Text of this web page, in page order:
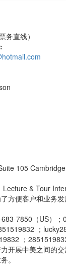
务直线）
105
Lecture & Tour
方便客户和业务
7850（US）；
；
；
开展中美之间的
。